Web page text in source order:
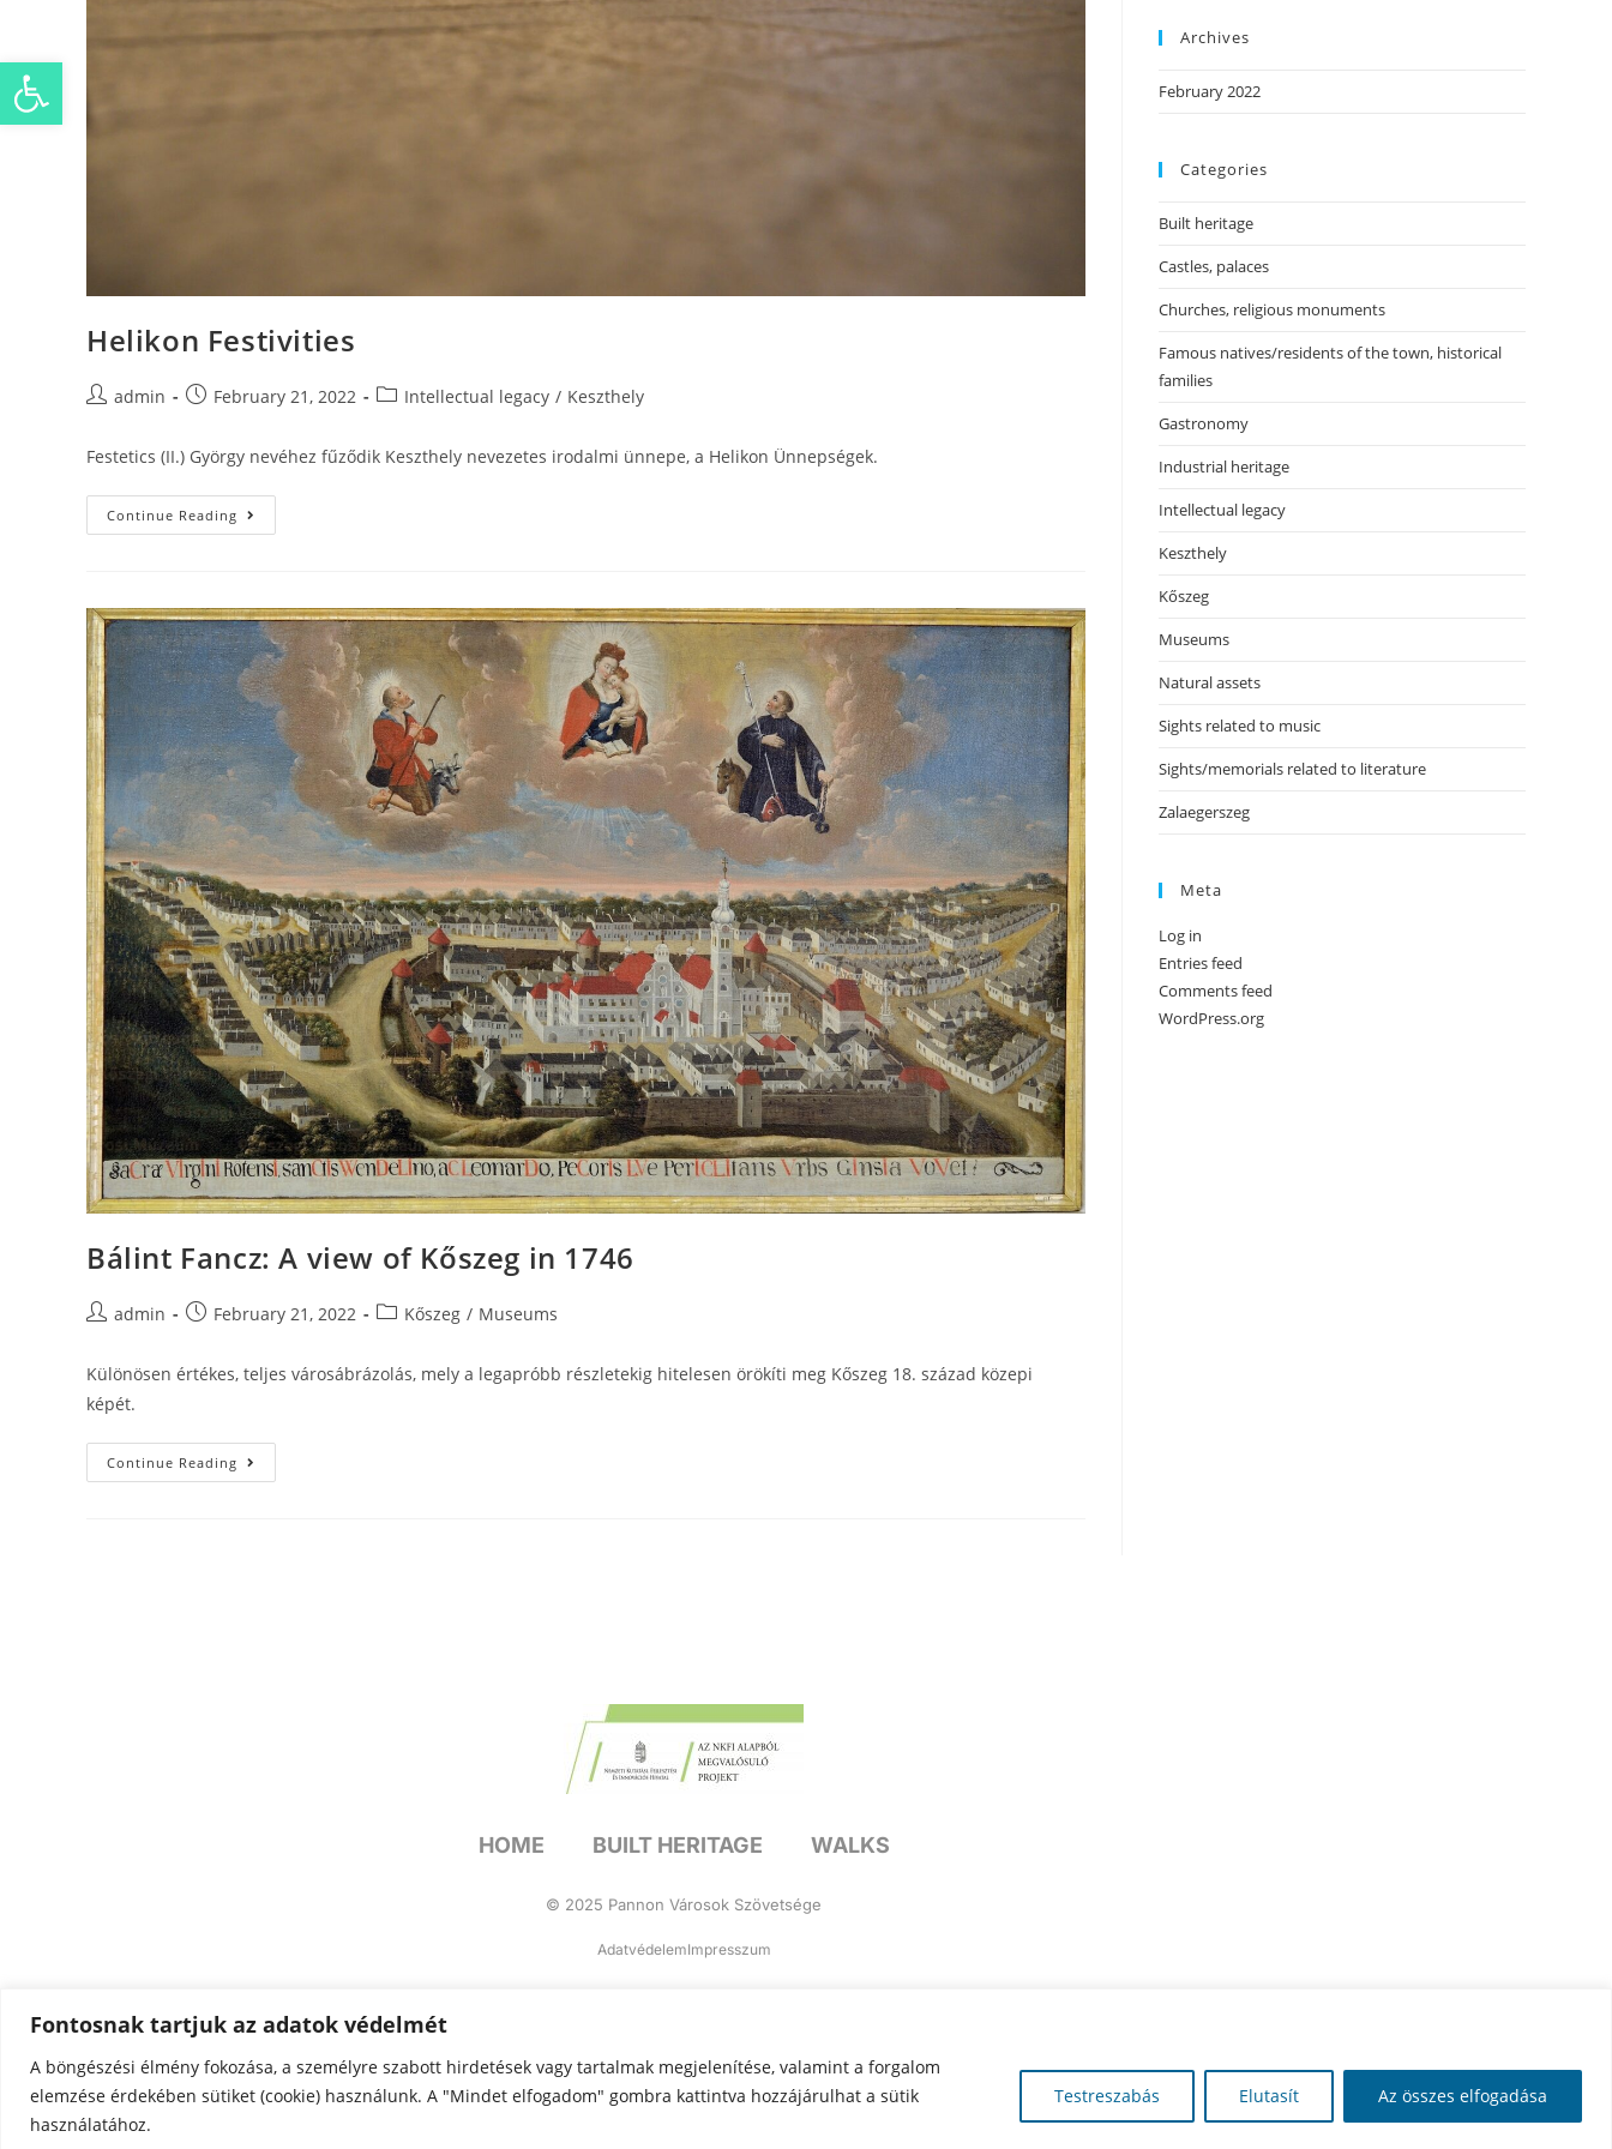
Open toolbar
Fontosnak tartjuk az adatok védelmét
A böngészési élmény fokozása, a személyre szabott hirdetések vagy tartalmak megjelenítése, valamint a forgalom
elemzése érdekében sütiket (cookie) használunk. A "Mindet elfogadom" gombra kattintva hozzájárulhat a sütik
használatához.
Testreszabás Elutasít Az összes elfogadása
Helikon Festivities
admin February 21, 2022 Intellectual legacy / Keszthely
Festetics (II.) György nevéhez fűződik Keszthely nevezetes irodalmi ünnepe, a Helikon Ünnepségek.
Continue Reading
Bálint Fancz: A view of Kőszeg in 1746
admin February 21, 2022 Kőszeg / Museums
Különösen értékes, teljes városábrázolás, mely a legapróbb részletekig hitelesen örökíti meg Kőszeg 18. század közepi
képét.
Continue Reading
Archives
February 2022
Categories
Built heritage
Castles, palaces
Churches, religious monuments
Famous natives/residents of the town, historical
families
Gastronomy
Industrial heritage
Intellectual legacy
Keszthely
Kőszeg
Museums
Natural assets
Sights related to music
Sights/memorials related to literature
Zalaegerszeg
Meta
Log in
Entries feed
Comments feed
WordPress.org
HOME BUILT HERITAGE WALKS
© 2025 Pannon Városok Szövetsége
AdatvédelemImpresszum